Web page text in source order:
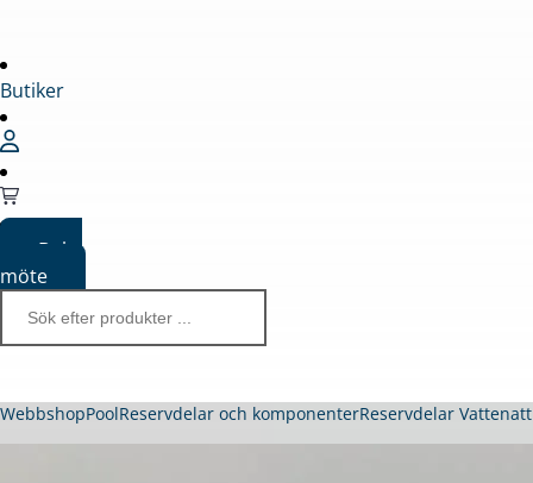
Butiker
Boka
möte
WebbshopPoolReservdelar och komponenterReservdelar